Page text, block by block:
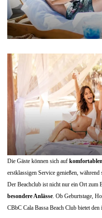
Die Gäste können sich auf
erstklassigen Service genießen,
Der Beachclub ist nicht nur ein Ort zum
besondere Anlässe. Ob Geburtstage,
CBbC Cala Bassa Beach Club bietet